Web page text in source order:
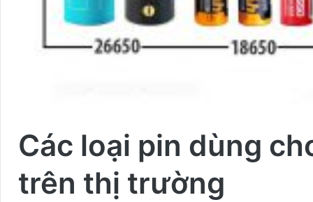
Các loại pin dùng
trên thị trường